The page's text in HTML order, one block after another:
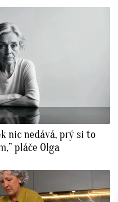
nic nedává, prý si to
pláče Olga